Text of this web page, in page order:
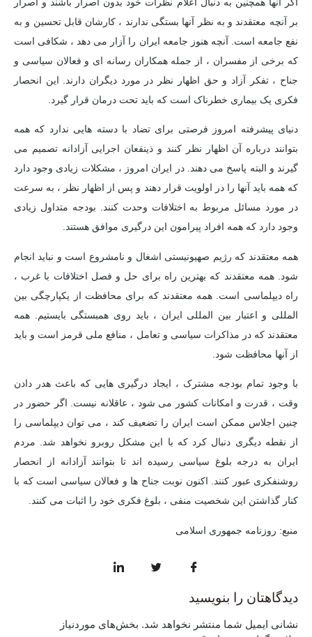
بر آنچه معتقدند و به نظر آنها بستگی ندارند ، کارشان قابل تحسین و به
نفع جامعه است. آنچه هنوز جامعه ایران را آزار می دهد ، شکافی است
که برخی از مفسران ، از جمله همکاران رسانه ای و فعالان سیاسی و
جناح ، تفکر آزاد و حق اظهار نظر در مورد دیگران دارند. این انحصار
فکری یک بیماری خطرناک است که باید تحت درمان قرار گیرد.
دنیای پیشرفته امروز فرصتی برای تضاد با دسته هایی ندارد که همه
بتوانند درباره آن اظهار نظر کنند و ذینفعان اجرایی آزادانه تصمیم می
گیرند و البته پاسخ می دهند. در ایران امروز ، مشکلات زیادی وجود دارد
که همه باید آنها را در اولویت قرار دهند و پس از اظهار نظر ، به سرعت
در مورد مسائل مربوط به اختلافات وحدت کنند. بودجه متداول زیادی
وجود دارد که همه افراد پیرامون این درگیری موافق هستند.
همه معتقدند که رژیم صهیونیستی اشغال و نامشروع است و نباید انجام
شود. همه معتقدند که بهترین راه برای حل و فصل اختلافات با غرب ،
راه دیپلماسی است. همه معتقدند که برای محافظت از یکپارچگی بین
المللی و اعتبار بین المللی ایران ، باید روی همبستگی بایستیم. همه
معتقدند که در مذاکرات سیاسی و تعامل ، منافع ملی قرمز است و باید
از آنها محافظت شود.
با وجود تمام بودجه مشترک ، ایجاد درگیری هایی که باعث هدر دادن
وقت ، قدرت و امکانات کشور می شود ، عاقلانه نیست. اگر حضور در
چنین اجلاس ممکن است ایران را تضعیف کند ، می توان دیپلماسی را
از نقطه دیگری دنبال کرد که با این مشکل روبرو نخواهد شد. مردم
ایران به درجه بلوغ سیاسی رسیده اند تا بتوانند آزادانه از انحصار
روشنفکری عبور کنند. اکنون نوبت جناح ها و فعالان سیاسی است که با
کنار گذاشتن این شخصیت منفی ، بلوغ فکری خود را اثبات می کنند.
منبع: روزنامه جمهوری اسلامی
دیدگاهتان را بنویسید
نشانی ایمیل شما منتشر نخواهد شد. بخش‌های موردنیاز